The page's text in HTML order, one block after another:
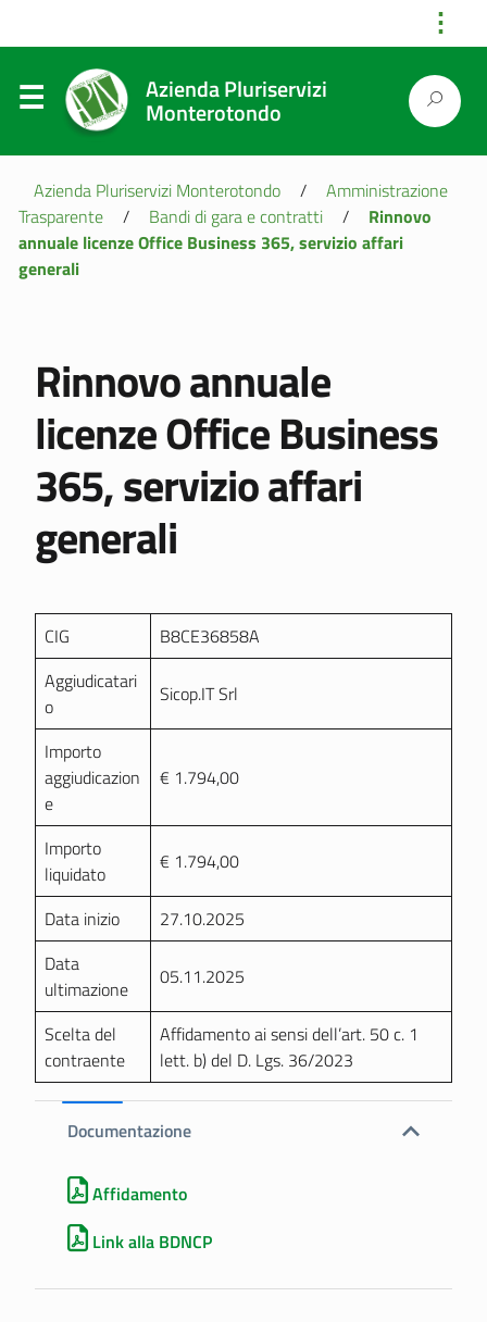
⋮
Azienda Pluriservizi
Monterotondo
Azienda Pluriservizi Monterotondo /
Amministrazione
Trasparente
/ Bandi di gara e contratti /
Rinnovo
annuale licenze Office Business 365, servizio affari
generali
Rinnovo annuale
licenze Office Business
365, servizio affari
generali
CIG
B8CE36858A
Aggiudicatari
o
Sicop.IT Srl
Importo
aggiudicazion
e
€ 1.794,00
Importo
liquidato
€ 1.794,00
Data inizio
27.10.2025
Data
ultimazione
05.11.2025
Scelta del
contraente
Affidamento ai sensi dell’art. 50 c. 1
lett. b) del D. Lgs. 36/2023
Documentazione
Affidamento
Link alla BDNCP